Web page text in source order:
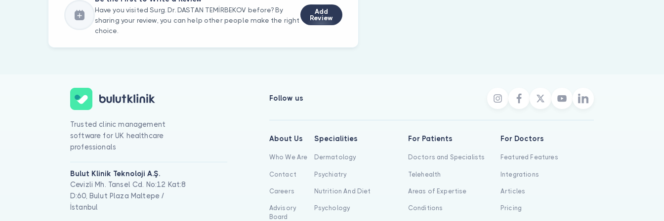
Have you visited Surg. Dr. DASTAN TEMİRBEKOV before? By
sharing your review, you can help other people make the right
choice.
Add
Review
Trusted clinic management
software for UK healthcare
professionals
Bulut Klinik Teknoloji A.Ş.
Cevizli Mh. Tansel Cd. No:12 Kat:8
D:60, Bulut Plaza Maltepe /
İstanbul
Follow us
About Us
Who We Are
Contact
Careers
Advisory
Board
Specialities
Dermatology
Psychiatry
Nutrition And Diet
Psychology
For Patients
Doctors and Specialists
Telehealth
Areas of Expertise
Conditions
For Doctors
Featured Features
Integrations
Articles
Pricing